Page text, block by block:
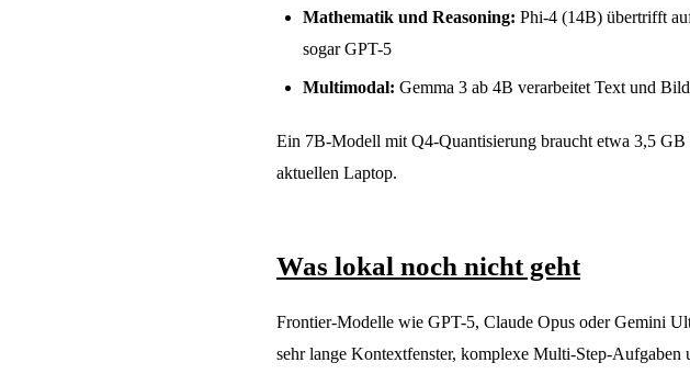
Mathematik und Reasoning: Phi-4 (14B) übertrifft
sogar GPT-5
Multimodal: Gemma 3 ab 4B verarbeitet Text und
Ein 7B-Modell mit Q4-Quantisierung braucht etwa 3,5
aktuellen Laptop.
Was lokal noch nicht geht
Frontier-Modelle wie GPT-5, Claude Opus oder Gemini
sehr lange Kontextfenster, komplexe Multi-Step-Aufgaben